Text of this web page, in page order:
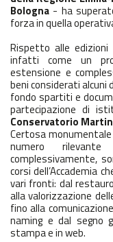
Bologna - ha
forza in quella
Rispetto alle edizioni
infatti come un
estensione e
beni considerati
fondo spartiti e
partecipazione di
Conservatorio
Certosa monumentale
numero
complessivamente,
corsi dell’Accademia
vari fronti: dal
alla valorizzazione
fino alla
naming e dal segno
stampa e in web.